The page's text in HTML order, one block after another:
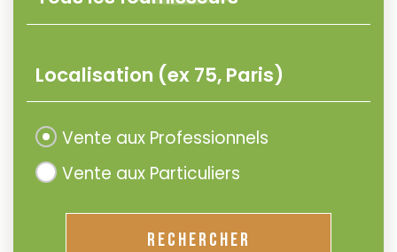
Vente aux Professionnels
Vente aux Particuliers
RECHERCHER